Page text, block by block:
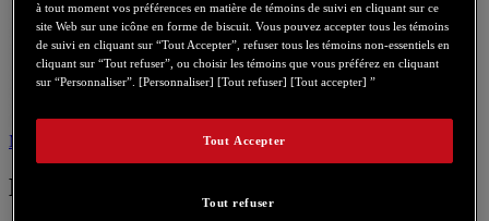
Manuel utilisateur Nous contacter pour ce produit
Manuel utilisateur
à tout moment vos préférences en matière de témoins de suivi en cliquant sur ce
site Web sur une icône en forme de biscuit. Vous pouvez accepter tous les témoins
de suivi en cliquant sur “Tout Accepter”, refuser tous les témoins non-essentiels en
cliquant sur “Tout refuser”, ou choisir les témoins que vous préférez en cliquant
sur “Personnaliser”. [Personnaliser] [Tout refuser] [Tout accepter] ”
Tout refuser
Tout Accepter